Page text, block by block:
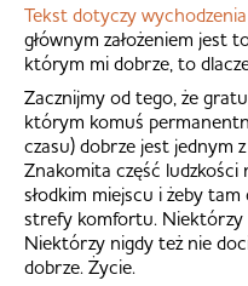
Tekst dotyczy
głównym założeniem jest
którym mi dobrze, to
Zacznijmy od tego, że
którym komuś
czasu) dobrze jest jednym
Znakomita część ludzkości
słodkim miejscu i żeby
strefy komfortu. Niektórzy
Niektórzy nigdy też nie
dobrze. Życie.